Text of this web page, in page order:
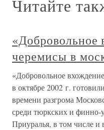
Читайте
«Добровольное
черемисы в
«Добровольное
в октябре 2002 г.
времени разгрома
среди тюркских и финно-
Приуралья, в том числе